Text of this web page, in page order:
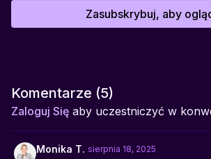
odwagi bycia zagubionym, łagodności
budowania relacji z własną intuicją. Uczy,
odnajdywaniu własnych
sprawczości, budowaniu relacji z samą
Zasubskrybuj, aby
Komentarze (5)
Zaloguj Się aby uczestniczyć w
Monika T. sierpnia 18, 2025